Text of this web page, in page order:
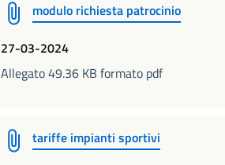
modulo richiesta patrocinio
27-03-2024
Allegato 49.36 KB formato pdf
tariffe impianti sportivi